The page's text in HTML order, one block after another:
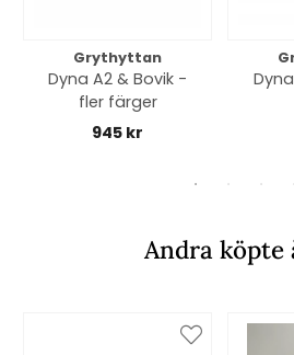
Grythyttan
Dyna A2 & Bovik -
fler färger
945 kr
Andra köpte